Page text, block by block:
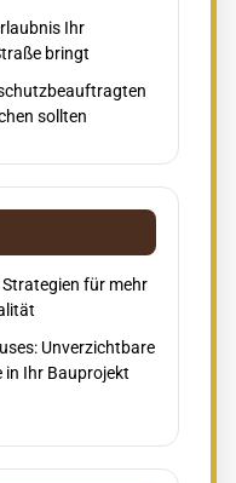
Ihr
bringt
sollten
für mehr
Unverzichtbare
in Ihr Bauprojekt